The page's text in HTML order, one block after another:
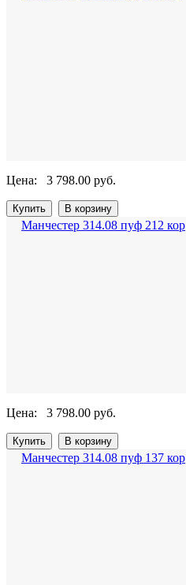
Цена: 3 798.00 руб.
Манчестер 314.08 пуф 212 кор
Цена: 3 798.00 руб.
Манчестер 314.08 пуф 137 кор